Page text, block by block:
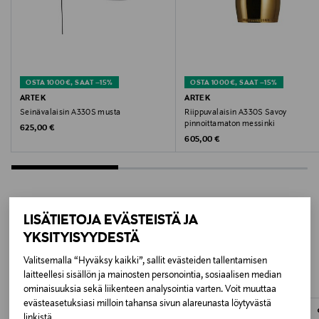
LISÄTIETOJA EVÄSTEISTÄ JA
YKSITYISYYDESTÄ
Valitsemalla “Hyväksy kaikki”, sallit evästeiden tallentamisen
laitteellesi sisällön ja mainosten personointia, sosiaalisen median
ominaisuuksia sekä liikenteen analysointia varten. Voit muuttaa
evästeasetuksiasi milloin tahansa sivun alareunasta löytyvästä
Koko
17 x 17 x 20 cm
Valmistusmaa
VP0017000342
Artek Oy
Valmistajan osoite
OSTA 1000€, SAAT –15%
ARTEK
Seinävalaisin A330S musta
Original Price
625,00 €
OSTA 1000€, SAAT –15%
ARTEK
Riippuvalaisin A330S Savoy
pinnoittamaton messinki
Original Price
605,00 €
LISÄÄ KIINNOSTAVIA
TUOTTEITA